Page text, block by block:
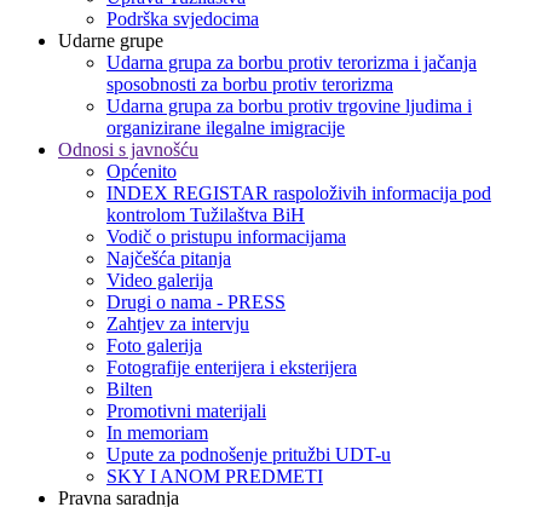
Podrška svjedocima
Udarne grupe
Udarna grupa za borbu protiv terorizma i jačanja
sposobnosti za borbu protiv terorizma
Udarna grupa za borbu protiv trgovine ljudima i
organizirane ilegalne imigracije
Odnosi s javnošću
Općenito
INDEX REGISTAR raspoloživih informacija pod
kontrolom Tužilaštva BiH
Vodič o pristupu informacijama
Najčešća pitanja
Video galerija
Drugi o nama - PRESS
Zahtjev za intervju
Foto galerija
Fotografije enterijera i eksterijera
Bilten
Promotivni materijali
In memoriam
Upute za podnošenje pritužbi UDT-u
SKY I ANOM PREDMETI
Pravna saradnja